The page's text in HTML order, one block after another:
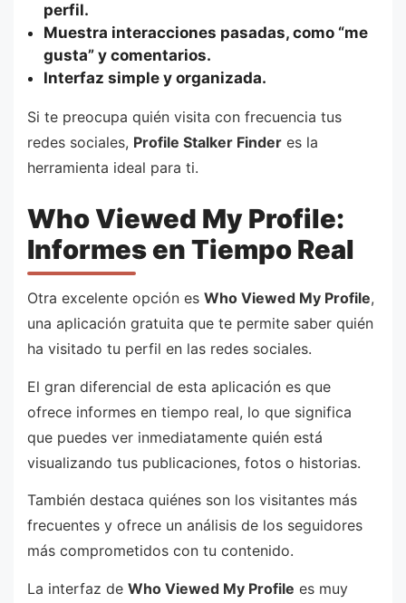
perfil.
Muestra interacciones pasadas, como “me
gusta” y comentarios.
Interfaz simple y organizada.
Si te preocupa quién visita con frecuencia tus
redes sociales, Profile Stalker Finder es la
herramienta ideal para ti.
Who Viewed My Profile:
Informes en Tiempo Real
Otra excelente opción es Who Viewed My Profile,
una aplicación gratuita que te permite saber quién
ha visitado tu perfil en las redes sociales.
El gran diferencial de esta aplicación es que
ofrece informes en tiempo real, lo que significa
que puedes ver inmediatamente quién está
visualizando tus publicaciones, fotos o historias.
También destaca quiénes son los visitantes más
frecuentes y ofrece un análisis de los seguidores
más comprometidos con tu contenido.
La interfaz de Who Viewed My Profile es muy